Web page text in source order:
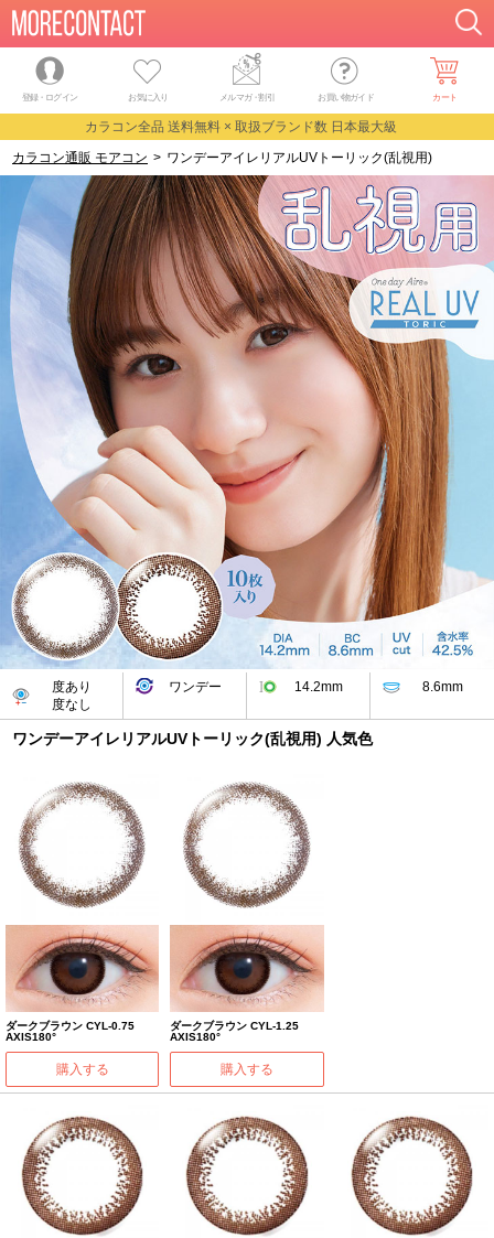
登録・ログイン お気に入り メルマガ・割引 お買い物ガイド カート
カラコン全品 送料無料 × 取扱ブランド数 日本最大級
カラコン通販 モアコン > ワンデーアイレリアルUVトーリック(乱視用)
度あり
度なし
ワンデー 14.2mm 8.6mm
ワンデーアイレリアルUVトーリック(乱視用) 人気色
ダークブラウン CYL-0.75
AXIS180°
購入する
ダークブラウン CYL-1.25
AXIS180°
購入する